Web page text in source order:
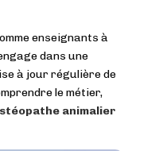
enseignants à
dans une
à jour régulière de
le métier,
animalier